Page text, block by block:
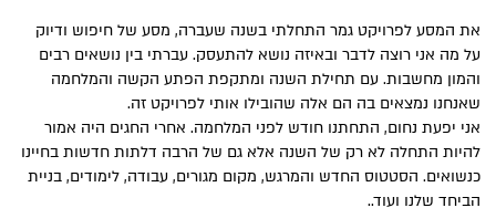
את המסע לפרויקט גמר התחלתי בשנה שעברה, מסע של חיפוש ודיוק
על מה אני רוצה לדבר ובאיזה נושא להתעסק. עברתי בין נושאים רבים
והמון מחשבות. עם תחילת השנה ומתקפת הפתע הקשה והמלחמה
שאנחנו נמצאים בה הם אלה שהובילו אותי לפרויקט זה.
אני יפעת נחום, התחתנו חודש לפני המלחמה. אחרי החגים היה אמור
להיות התחלה לא רק של השנה אלא גם של הרבה דלתות חדשות בחיינו
כנשואים. הסטטוס החדש והמרגש, מקום מגורים, עבודה, לימודים, בניית
הביחד שלנו ועוד..